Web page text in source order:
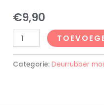
€9,90
Categorie: Deurrubber